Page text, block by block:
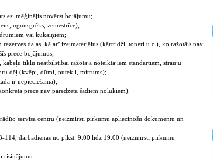
esi mēģinājis novērst bojājumu;
ugunsgrēks, zemestrīce);
vai kukaiņiem;
rezerves daļas, kā arī izejmateriālus (kārtridži, toneri u.c.), ko ražotājs nav
prece bojājumus;
tīklu neatbilstībai ražotāja noteiktajiem standartiem, strauju
dēļ (kvēpi, dūmi, putekļi, mitrums);
ir nepieciešama);
prece nav paredzēta šādiem nolūkiem).
servisa centru (neizmirsti pirkumu apliecinošu dokumentu un
114, darbadienās no plkst. 9.00 līdz 19.00 (neizmirsti pirkumu
risinājumu.